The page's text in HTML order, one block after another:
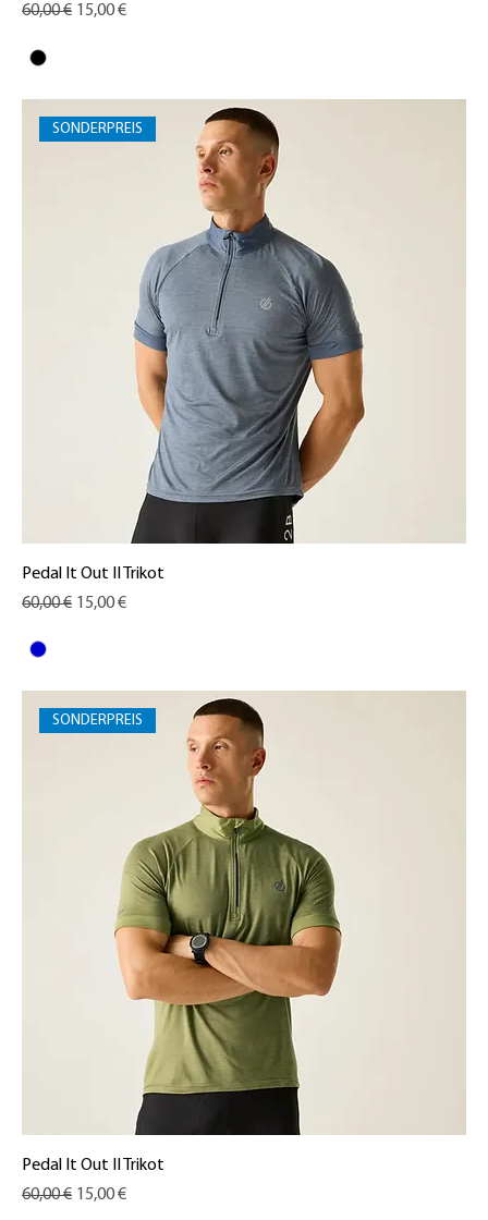
Standardpreis
60,00 € Sale-Preis
15,00 €
SONDERPREIS
Pedal It Out II Trikot
Standardpreis
60,00 € Sale-Preis
15,00 €
SONDERPREIS
Pedal It Out II Trikot
Standardpreis
60,00 € Sale-Preis
15,00 €